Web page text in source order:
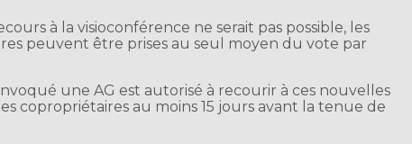
à la visioconférence ne serait pas possible, les
peuvent être prises au seul moyen du vote par
une AG est autorisé à recourir à ces nouvelles
copropriétaires au moins 15 jours avant la tenue de